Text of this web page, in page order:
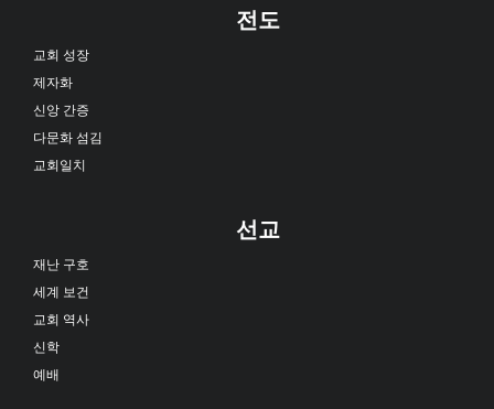
전도
교회 성장
제자화
신앙 간증
다문화 섬김
교회일치
선교
재난 구호
세계 보건
교회 역사
신학
예배